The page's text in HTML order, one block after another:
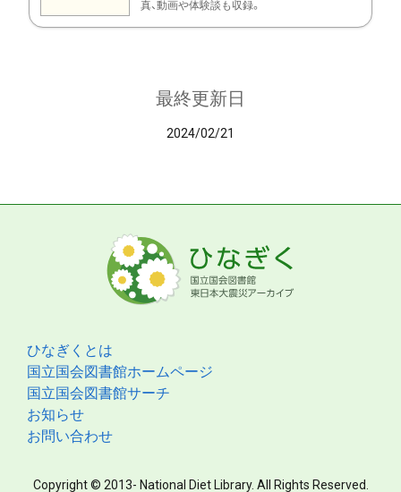
真、動画や体験談も収録。
最終更新日
2024/02/21
ひなぎくとは
国立国会図書館ホームページ
国立国会図書館サーチ
お知らせ
お問い合わせ
Copyright © 2013- National Diet Library. All Rights Reserved.